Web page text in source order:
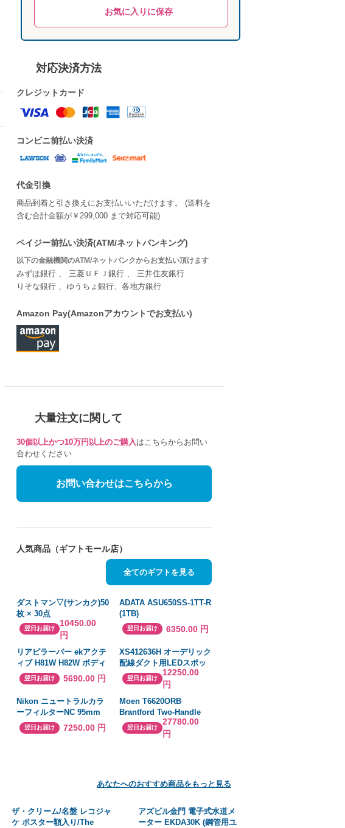
お気に入りに保存
対応決済方法
クレジットカード
コンビニ前払い決済
代金引換
商品到着と引き換えにお支払いいただけます。 (送料を
含む合計金額が￥299,000 まで対応可能)
ペイジー前払い決済(ATM/ネットバンキング)
以下の金融機関のATM/ネットバンクからお支払い頂けます
みずほ銀行 、 三菱ＵＦＪ銀行 、 三井住友銀行
りそな銀行 、ゆうちょ銀行、各地方銀行
Amazon Pay(Amazonアカウントでお支払い)
大量注文に関して
30個以上かつ10万円以上のご購入 はこちらからお問い
合わせください
お問い合わせはこちらから
人気商品（ギフトモール店）
全てのギフトを見る
ダストマン▽(サンカク)50
枚 × 30点
翌日お届け
10450.00
円
ADATA ASU650SS-1TT-R
(1TB)
翌日お届け 6350.00 円
リアピラーバー ekアクテ
ィブ H81W H82W ボディ
補強 剛性アップ 三菱 送
料無料
翌日お届け 5690.00 円
XS412636H オーデリック
配線ダクト用LEDスポッ
トライト 白色
翌日お届け
12250.00
円
Nikon ニュートラルカラ
ーフィルターNC 95mm
NC-95
翌日お届け 7250.00 円
Moen T6620ORB
Brantford Two-Handle
Low Arc Bathroom
Faucet without V 並行輸
翌日お届け
27780.00
円
あなたへのおすすめ商品をもっと見る
ザ・クリーム/名盤 レコジャ
ケ ポスター額入り/The
アズビル金門 電子式水道メ
ーター EKDA30K (鋼管用ユ